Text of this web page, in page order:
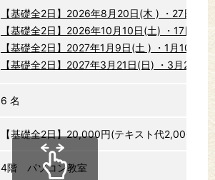
【基礎全2日】2026年8月20日(木 ) ・27日(
【基礎全2日】2026年10月10日(土) ・17日(
【基礎全2日】2027年1月9日(土 ) ・1月10日
【基礎全2日】2027年3月21日(日) ・3月
6 名
【基礎全2日】20,000円(テキスト代2,000円
4階 パソコン教室